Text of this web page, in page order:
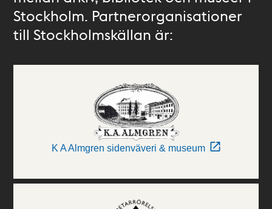
Stockholm. Partnerorganisationer
till Stockholmskällan är:
K A Almgren sidenväveri & museum